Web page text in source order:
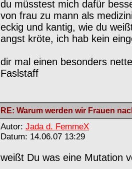
du müsstest mich dafür
von frau zu mann als
eckig und kantig, wie du
angst kröte, ich hab kein
dir mal einen besonders
Faslstaff
RE: Warum werden wir Frauen
Autor: Jada d. FemmeX
Datum: 14.06.07 13:29
weißt Du was eine Mutation